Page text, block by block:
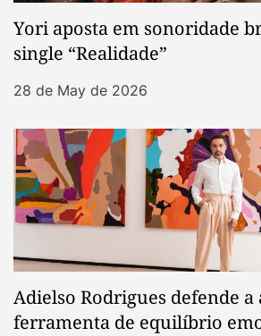
Yori aposta em sonoridade
single “Realidade”
28 de May de 2026
Adielso Rodrigues defende a
ferramenta de equilíbrio